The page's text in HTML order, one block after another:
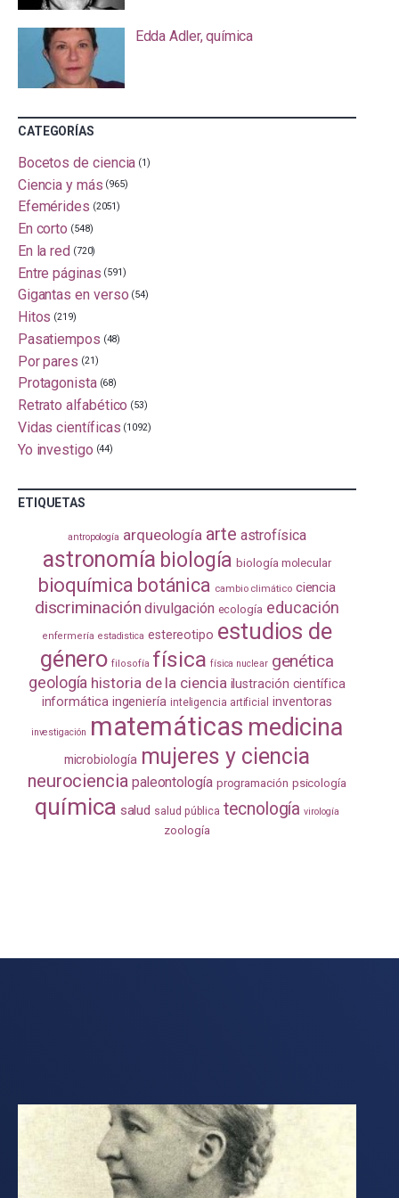
Edda Adler, química
CATEGORÍAS
Bocetos de ciencia (1)
Ciencia y más (965)
Efemérides (2051)
En corto (548)
En la red (720)
Entre páginas (591)
Gigantas en verso (54)
Hitos (219)
Pasatiempos (48)
Por pares (21)
Protagonista (68)
Retrato alfabético (53)
Vidas científicas (1092)
Yo investigo (44)
ETIQUETAS
antropología arqueología arte astrofísica
astronomía biología biología molecular
bioquímica botánica cambio climático ciencia
discriminación divulgación ecología educación
enfermería estadistica estereotipo estudios de
género filosofía física física nuclear genética
geología historia de la ciencia ilustración científica
informática ingeniería inteligencia artificial inventoras
investigación matemáticas medicina
microbiología mujeres y ciencia
neurociencia paleontología programación psicología
química salud salud pública tecnología virología
zoología